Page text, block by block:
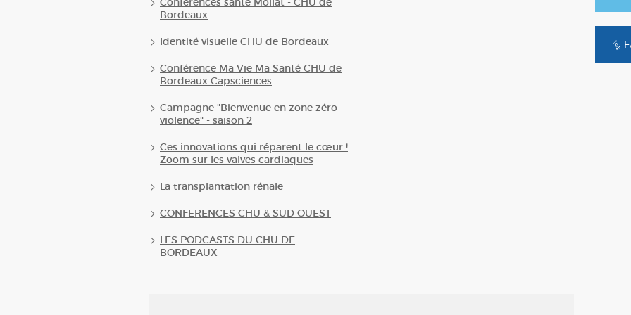
Bordeaux
Identité visuelle CHU de Bordeaux
Conférence Ma Vie Ma Santé CHU de
Bordeaux Capsciences
Campagne "Bienvenue en zone zéro
violence" - saison 2
Ces innovations qui réparent le cœur !
Zoom sur les valves cardiaques
La transplantation rénale
CONFERENCES CHU & SUD OUEST
LES PODCASTS DU CHU DE
BORDEAUX